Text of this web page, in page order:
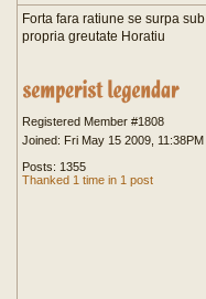
Forta fara ratiune se surpa sub
propria greutate Horatiu
Registered Member #1808
Joined: Fri May 15 2009, 11:38PM
Posts: 1355
Thanked 1 time in 1 post